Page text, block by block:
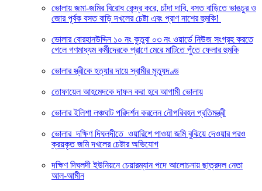
ভোলায় জমা-জমির বিরোধ কেন্দ্র করে, চাঁদা দাবি, বসত বাড়িতে ভাঙচুর ও
জোর পূর্বক বসত বাড়ি দখলের চেষ্টা এবং প্রাণ নাশের হুমকি! ‎
ভোলার বোরহানউদ্দিন ১০ নং কুতুবা ০৩ নং ওয়ার্ডে নিউজ সংগ্রহ করতে
গেলে গণমাধ্যম কর্মীদেরকে প্রাণে মেরে মাটিতে পুঁতে ফেলার হুমকি
ভোলার স্ত্রীকে হত্যার দায়ে স্বামীর মৃত্যুদণ্ড
তোফায়েল আহমেদকে দাফন করা হবে আগামী ভোলায়
ভোলার ইলিশা লঞ্চঘাট পরিদর্শন করলেন নৌপরিবহন প্রতিমন্ত্রী
ভোলার দক্ষিণ দিঘলদীতে ওয়ারিশে পাওয়া জমি বুঝিয়ে দেওয়ার পরও
ক্রয়কৃত জমি দখলের চেষ্টার অভিযোগ
দক্ষিণ দিঘলদী ইউনিয়নে চেয়ারম্যান পদে আলোচনায় ছাত্রদল নেতা
আল-আমীন